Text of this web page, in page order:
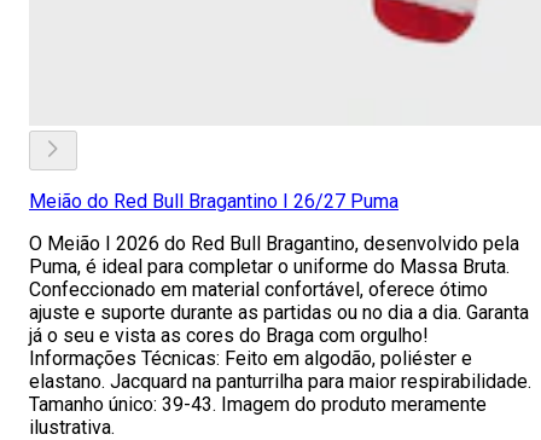
Meião do Red Bull Bragantino I 26/27 Puma
O Meião I 2026 do Red Bull Bragantino, desenvolvido pela
Puma, é ideal para completar o uniforme do Massa Bruta.
Confeccionado em material confortável, oferece ótimo
ajuste e suporte durante as partidas ou no dia a dia. Garanta
já o seu e vista as cores do Braga com orgulho!
Informações Técnicas: Feito em algodão, poliéster e
elastano. Jacquard na panturrilha para maior respirabilidade.
Tamanho único: 39-43. Imagem do produto meramente
ilustrativa.